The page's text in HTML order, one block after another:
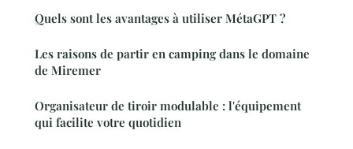
Quels sont les avantages à utiliser MétaGPT ?
Les raisons de partir en camping dans le domaine
de Miremer
Organisateur de tiroir modulable : l'équipement
qui facilite votre quotidien